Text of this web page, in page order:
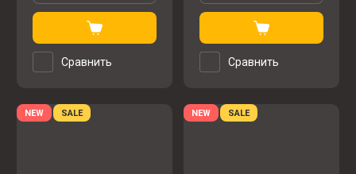
Сравнить Сравнить
NEW SALE NEW SALE